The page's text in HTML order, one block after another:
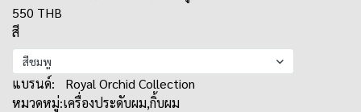
550 THB
สี
สีชมพู
แบรนด์:
Royal Orchid Collection
หมวดหมู่:เครื่องประดับผม,กิ้บผม